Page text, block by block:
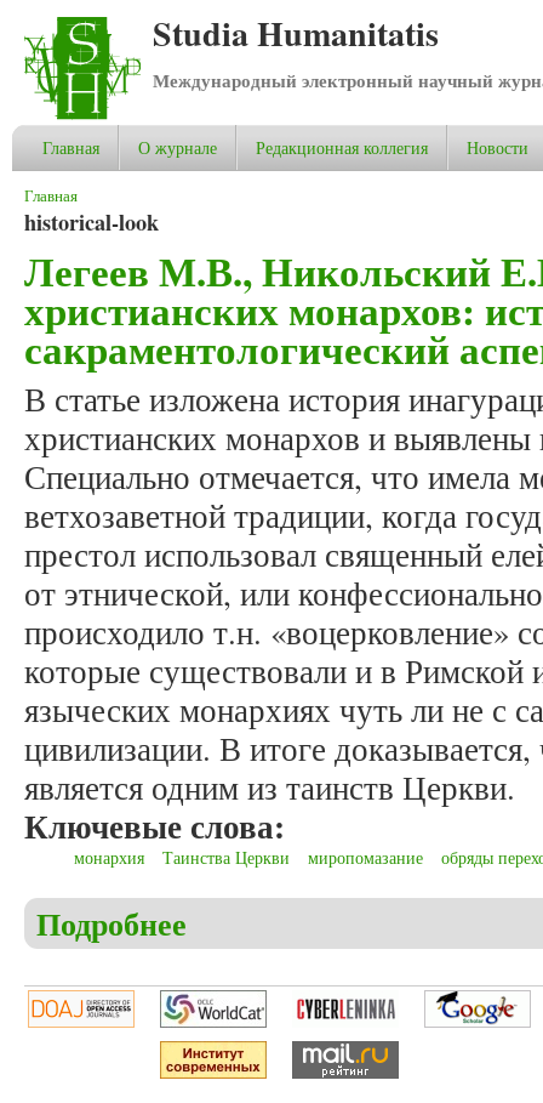
Studia Humanitatis
Международный электронный научный
Главная О журнале Редакционная коллегия Новости
Вы здесь
Главная
historical-look
Легеев М.В., Никольский
христианских монархов:
сакраментологический
В статье изложена история
христианских монархов и
Специально отмечается, что имела
ветхозаветной традиции, когда
престол использовал священный
от этнической, или
происходило т.н. «воцерковление»
которые существовали и в Римской
языческих монархиях чуть ли не с
цивилизации. В итоге
является одним из таинств Церкви.
Ключевые слова:
монархия Таинства Церкви миропомазание обряды
Подробнее